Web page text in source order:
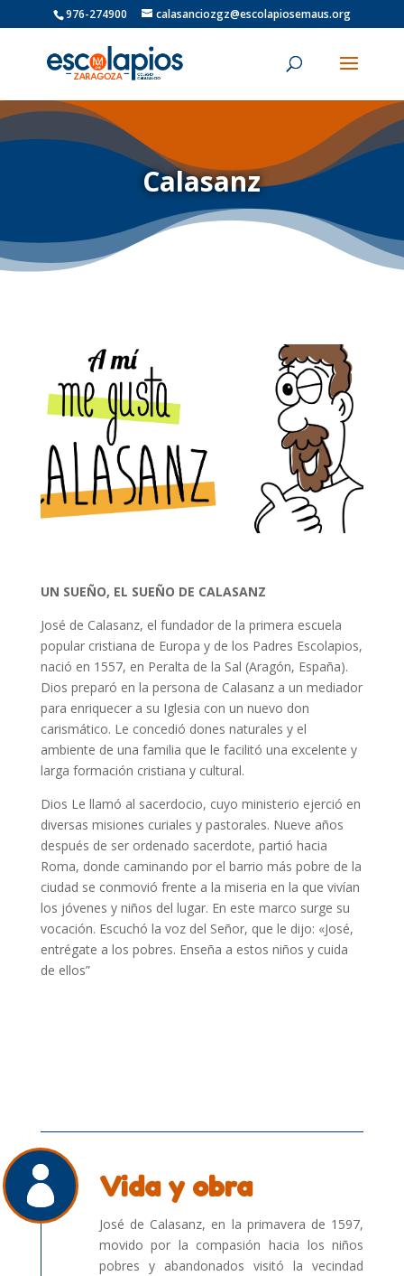
976-274900 calasanciozgz@escolapiosemaus.org
Calasanz
UN SUEÑO, EL SUEÑO DE CALASANZ
José de Calasanz, el fundador de la primera escuela
popular cristiana de Europa y de los Padres Escolapios,
nació en 1557, en Peralta de la Sal (Aragón, España).
Dios preparó en la persona de Calasanz a un mediador
para enriquecer a su Iglesia con un nuevo don
carismático. Le concedió dones naturales y el
ambiente de una familia que le facilitó una excelente y
larga formación cristiana y cultural.
Dios Le llamó al sacerdocio, cuyo ministerio ejerció en
diversas misiones curiales y pastorales. Nueve años
después de ser ordenado sacerdote, partió hacia
Roma, donde caminando por el barrio más pobre de la
ciudad se conmovió frente a la miseria en la que vivían
los jóvenes y niños del lugar. En este marco surge su
vocación. Escuchó la voz del Señor, que le dijo: «José,
entrégate a los pobres. Enseña a estos niños y cuida
de ellos”
Vida y obra
José de Calasanz, en la primavera de 1597,
movido por la compasión hacia los niños
pobres y abandonados visitó la vecindad